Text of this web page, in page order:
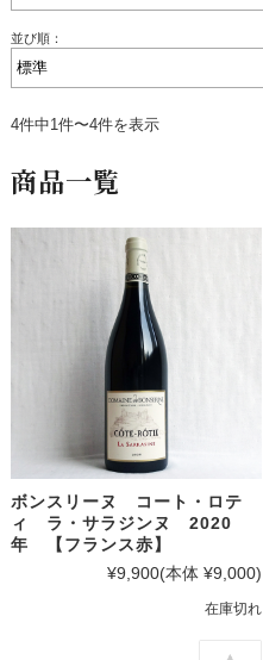
並び順：
4件中1件〜4件を表示
商品一覧
ボンスリーヌ コート・ロテ
ィ ラ・サラジンヌ 2020
年 【フランス赤】
¥9,900(本体 ¥9,000)
在庫切れ